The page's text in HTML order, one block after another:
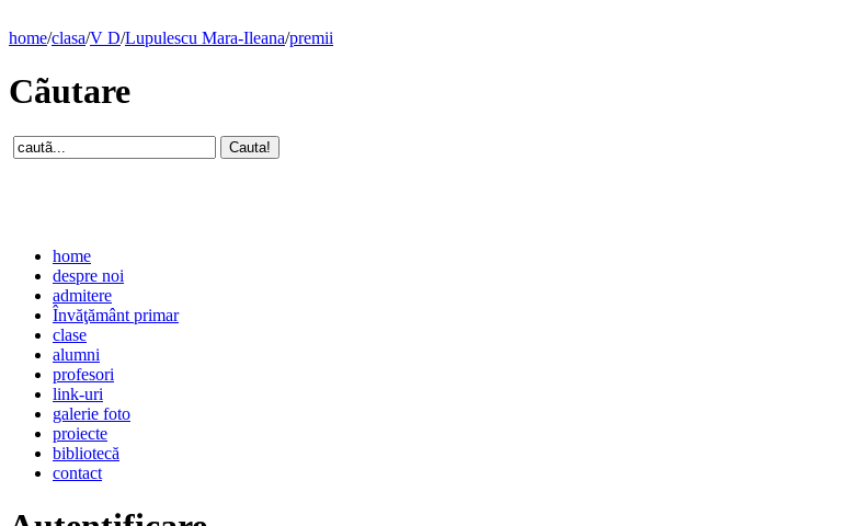
home/clasa/V D/Lupulescu Mara-Ileana/premii
Cãutare
home
despre noi
admitere
Învăţământ primar
clase
alumni
profesori
link-uri
galerie foto
proiecte
bibliotecă
contact